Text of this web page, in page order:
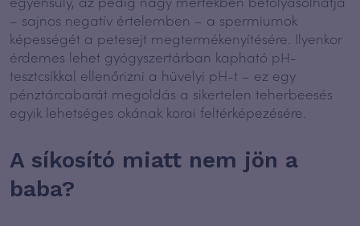
– sajnos negatív értelemben – a spermiumok
képességét a petesejt megtermékenyítésére. Ilyenkor
érdemes lehet gyógyszertárban kapható pH-
tesztcsíkkal ellenőrizni a hüvelyi pH-t – ez egy
pénztárcabarát megoldás a sikertelen teherbeesés
egyik lehetséges okának korai feltérképezésére.
A síkosító miatt nem jön a
baba?